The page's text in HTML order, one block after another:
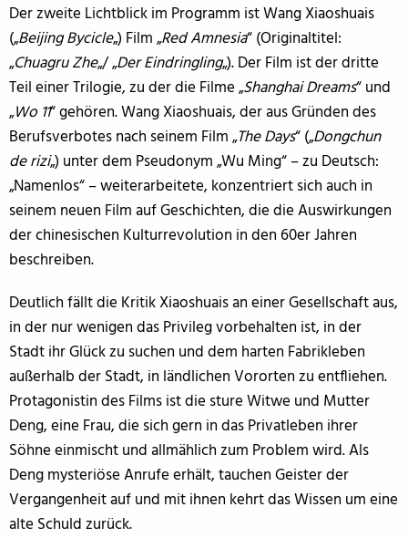
Der zweite Lichtblick im Programm ist Wang Xiaoshuais
(„Beijing Bycicle„) Film „Red Amnesia“ (Originaltitel:
„Chuagru Zhe„/ „Der Eindringling„). Der Film ist der dritte
Teil einer Trilogie, zu der die Filme „Shanghai Dreams“ und
„Wo 11“ gehören. Wang Xiaoshuais, der aus Gründen des
Berufsverbotes nach seinem Film „The Days“ („Dongchun
de rizi„) unter dem Pseudonym „Wu Ming“ – zu Deutsch:
„Namenlos“ – weiterarbeitete, konzentriert sich auch in
seinem neuen Film auf Geschichten, die die Auswirkungen
der chinesischen Kulturrevolution in den 60er Jahren
beschreiben.
Deutlich fällt die Kritik Xiaoshuais an einer Gesellschaft aus,
in der nur wenigen das Privileg vorbehalten ist, in der
Stadt ihr Glück zu suchen und dem harten Fabrikleben
außerhalb der Stadt, in ländlichen Vororten zu entfliehen.
Protagonistin des Films ist die sture Witwe und Mutter
Deng, eine Frau, die sich gern in das Privatleben ihrer
Söhne einmischt und allmählich zum Problem wird. Als
Deng mysteriöse Anrufe erhält, tauchen Geister der
Vergangenheit auf und mit ihnen kehrt das Wissen um eine
alte Schuld zurück.